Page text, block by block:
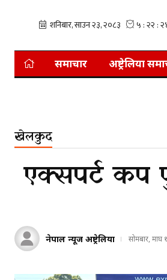
समाचार अष्ट्रेलिया
खेलकुद
एक्सपर्ट कप
नेपाल न्यूज अष्ट्रेलिया सोमबार, माघ